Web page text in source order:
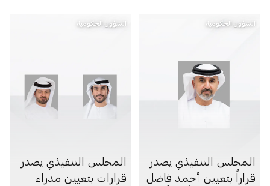
الشؤون الحكومية
المجلس التنفيذي يصدر
قراراً بتعيين أحمد فاضل
الشؤون الحكومية
المجلس التنفيذي يصدر
قرارات بتعيين مدراء